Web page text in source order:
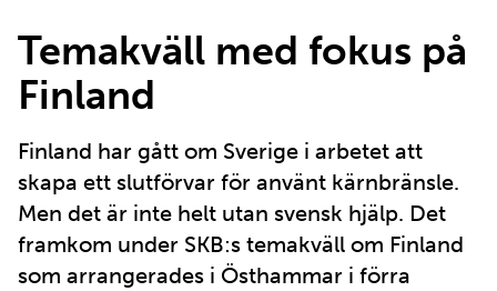
Temakväll med fokus på
Finland
Finland har gått om Sverige i arbetet att
skapa ett slutförvar för använt kärnbränsle.
Men det är inte helt utan svensk hjälp. Det
framkom under SKB:s temakväll om Finland
som arrangerades i Östhammar i förra